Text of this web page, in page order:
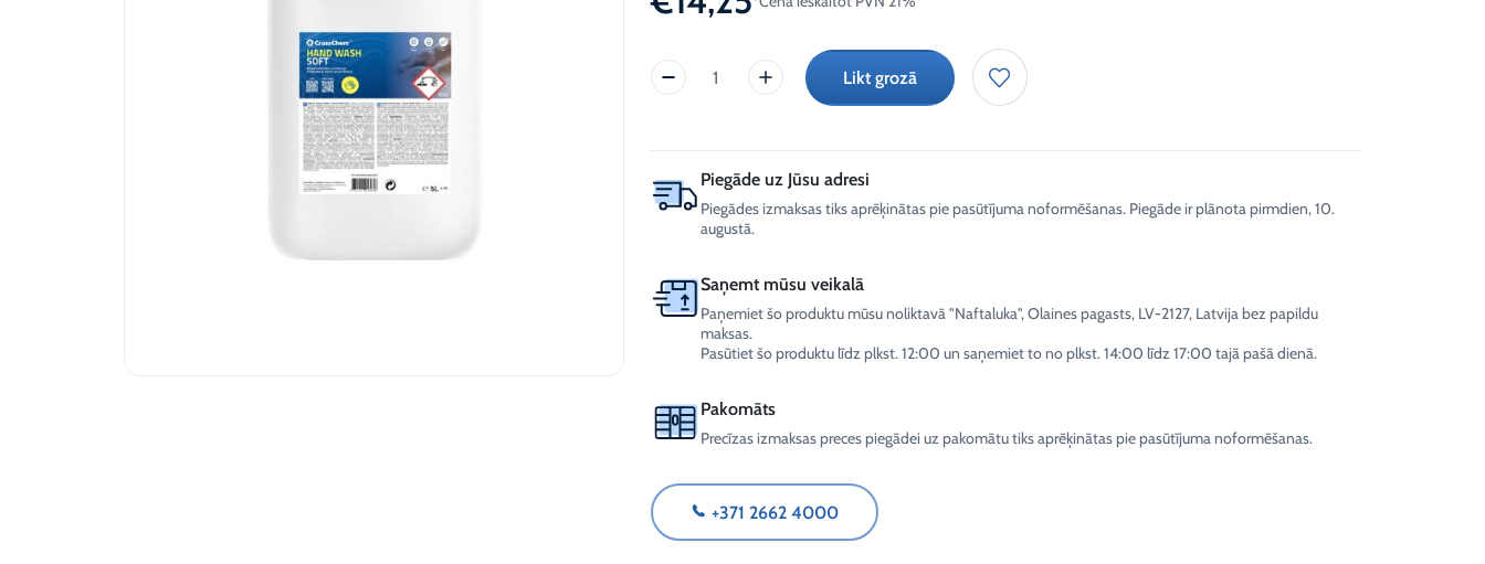
-12°C (Tikai juridiskām
personām)
Ziemas vējstiklu šķidrums
-30°C (Tikai juridiskām
mazgāšanai
(5L)
daudzums
Likt grozā
Piegāde uz Jūsu adresi
Piegādes izmaksas tiks aprēķinātas pie pasūtījuma noformēšanas. Piegāde ir plānota pirmdien, 10.
augustā.
Saņemt mūsu veikalā
Paņemiet šo produktu mūsu noliktavā "Naftaluka", Olaines pagasts, LV-2127, Latvija bez papildu
maksas.
Pasūtiet šo produktu līdz plkst. 12:00 un saņemiet to no plkst. 14:00 līdz 17:00 tajā pašā dienā.
Pakomāts
Precīzas izmaksas preces piegādei uz pakomātu tiks aprēķinātas pie pasūtījuma noformēšanas.
+371 2662 4000